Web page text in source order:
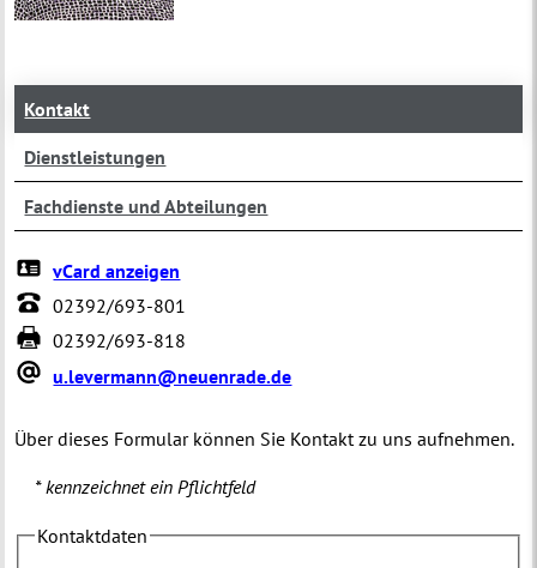
Kontakt
Dienstleistungen
Fachdienste und Abteilungen
vCard anzeigen
02392/693-801
02392/693-818
u.levermann@neuenrade.de
Über dieses Formular können Sie Kontakt zu uns aufnehmen.
* kennzeichnet ein Pflichtfeld
Kontaktdaten